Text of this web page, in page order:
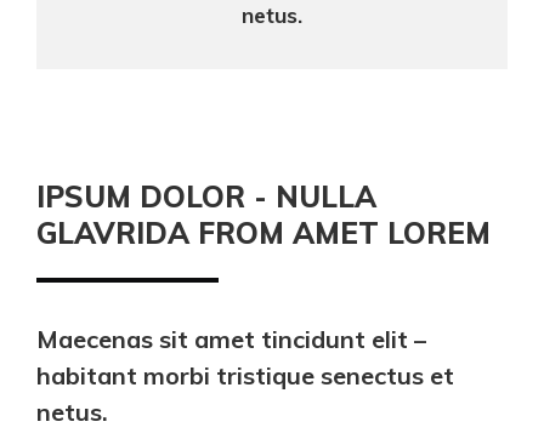
netus.
IPSUM DOLOR - NULLA
GLAVRIDA FROM AMET LOREM
Maecenas sit amet tincidunt elit –
habitant morbi tristique senectus et
netus.